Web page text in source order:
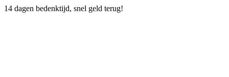
14 dagen bedenktijd, snel geld terug!